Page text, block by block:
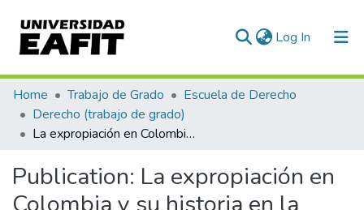
Log In (current)
Communities & Collections
All of DSpace
Home Trabajo de Grado
Escuela de Derecho
Derecho (trabajo de grado)
La expropiación en Colombia y su historia en la legislación colombiana
Publication: La expropiación en